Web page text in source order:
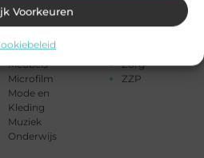
Voorkeuren
Kunst en Kitsch
Media
Meubels
Microfilm
Mode en
Kleding
Muziek
Onderwijs
Zorg
ZZP